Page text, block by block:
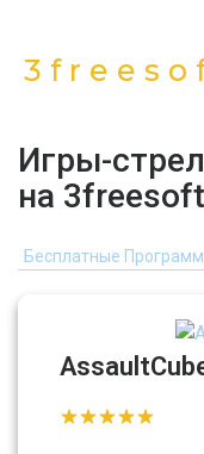
Игры-
на
Бесплатные